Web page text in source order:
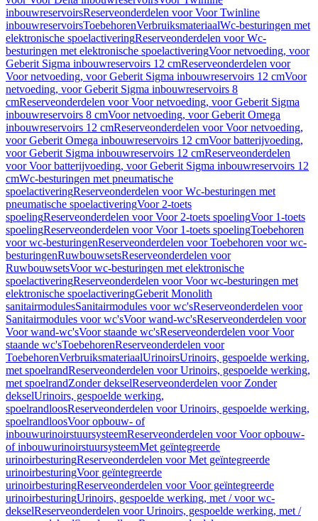
inbouwreservoirsReserveonderdelen voor Voor Twinline
inbouwreservoirsToebehorenVerbruiksmateriaalWc-besturingen met
elektronische spoelactiveringReserveonderdelen voor Wc-
besturingen met elektronische spoelactiveringVoor netvoeding, voor
Geberit Sigma inbouwreservoirs 12 cmReserveonderdelen voor
Voor netvoeding, voor Geberit Sigma inbouwreservoirs 12 cmVoor
netvoeding, voor Geberit Sigma inbouwreservoirs 8
cmReserveonderdelen voor Voor netvoeding, voor Geberit Sigma
inbouwreservoirs 8 cmVoor netvoeding, voor Geberit Omega
inbouwreservoirs 12 cmReserveonderdelen voor Voor netvoeding,
voor Geberit Omega inbouwreservoirs 12 cmVoor batterijvoeding,
voor Geberit Sigma inbouwreservoirs 12 cmReserveonderdelen
voor Voor batterijvoeding, voor Geberit Sigma inbouwreservoirs 12
cmWc-besturingen met pneumatische
spoelactiveringReserveonderdelen voor Wc-besturingen met
pneumatische spoelactiveringVoor 2-toets
spoelingReserveonderdelen voor Voor 2-toets spoelingVoor 1-toets
spoelingReserveonderdelen voor Voor 1-toets spoelingToebehoren
voor wc-besturingenReserveonderdelen voor Toebehoren voor wc-
besturingenRuwbouwsetsReserveonderdelen voor
RuwbouwsetsVoor wc-besturingen met elektronische
spoelactiveringReserveonderdelen voor Voor wc-besturingen met
elektronische spoelactiveringGeberit Monolith
sanitairmodulesSanitairmodules voor wc'sReserveonderdelen voor
Sanitairmodules voor wc'sVoor wand-wc'sReserveonderdelen voor
Voor wand-wc'sVoor staande wc'sReserveonderdelen voor Voor
staande wc'sToebehorenReserveonderdelen voor
ToebehorenVerbruiksmateriaalUrinoirsUrinoirs, gespoelde werking,
met spoelrandReserveonderdelen voor Urinoirs, gespoelde werking,
met spoelrandZonder dekselReserveonderdelen voor Zonder
dekselUrinoirs, gespoelde werking,
spoelrandloosReserveonderdelen voor Urinoirs, gespoelde werking,
spoelrandloosVoor opbouw- of
inbouwurinoirstuursysteemReserveonderdelen voor Voor opbouw-
of inbouwurinoirstuursysteemMet geïntegreerde
urinoirbesturingReserveonderdelen voor Met geïntegreerde
urinoirbesturingVoor geïntegreerde
urinoirbesturingReserveonderdelen voor Voor geïntegreerde
urinoirbesturingUrinoirs, gespoelde werking, met / voor wc-
dekselReserveonderdelen voor Urinoirs, gespoelde werking, met /